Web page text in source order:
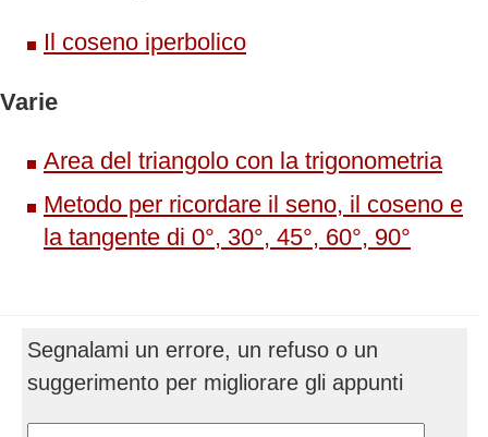
Il coseno iperbolico
Varie
Area del triangolo con la trigonometria
Metodo per ricordare il seno, il coseno e
la tangente di 0°, 30°, 45°, 60°, 90°
Segnalami un errore, un refuso o un
suggerimento per migliorare gli appunti